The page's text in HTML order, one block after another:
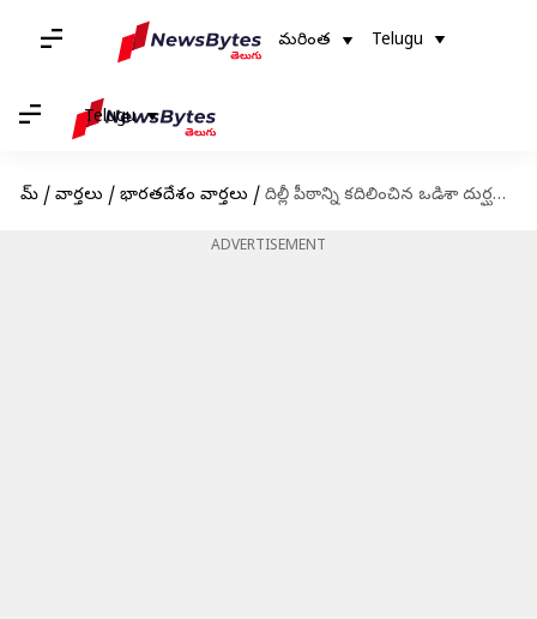
మరింత Telugu
Telugu
హోమ్ / వార్తలు / భారతదేశం వార్తలు / దిల్లీ పీఠాన్ని కదిలించిన ఒడిశా దుర్ఘటన... బాలాసోర్‌లో మోదీ పర్యటన
ADVERTISEMENT